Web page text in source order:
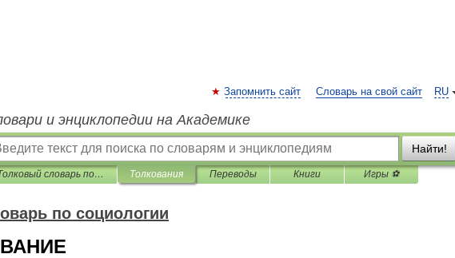
RU
Запомнить сайт Словарь на свой сайт
и энциклопедии на Академике
Найти!
Толковый словарь по социологии Толкования Переводы Книги Игры ⚽
по социологии